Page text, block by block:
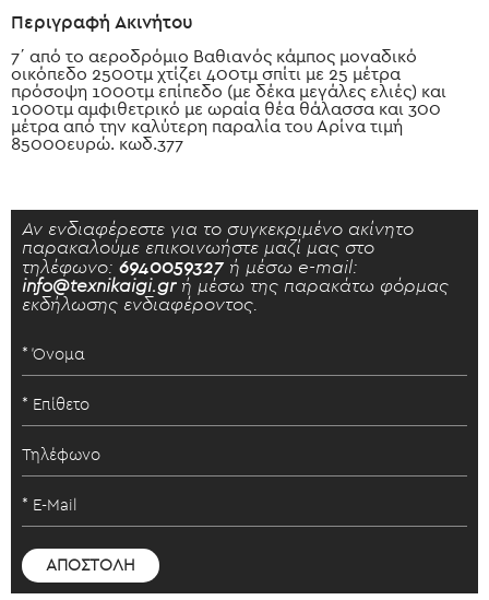
Περιγραφή Ακινήτου
7΄ από το αεροδρόμιο Βαθιανός κάμπος μοναδικό
οικόπεδο 2500τμ χτίζει 400τμ σπίτι με 25 μέτρα
πρόσοψη 1000τμ επίπεδο (με δέκα μεγάλες ελιές) και
1000τμ αμφιθετρικό με ωραία θέα θάλασσα και 300
μέτρα από την καλύτερη παραλία του Αρίνα τιμή
85000ευρώ. κωδ.377
Αν ενδιαφέρεστε για το συγκεκριμένο ακίνητο
παρακαλούμε επικοινωήστε μαζί μας στο
τηλέφωνο: 6940059327 ή μέσω e-mail:
info@texnikaigi.grή μέσω της παρακάτω φόρμας
εκδήλωσης ενδιαφέροντος.